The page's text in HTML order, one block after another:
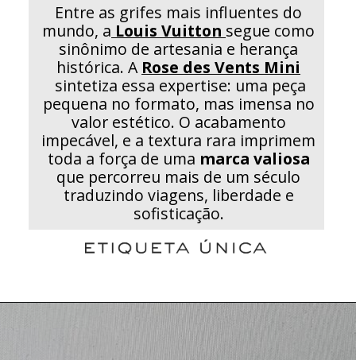
Entre as grifes mais influentes do
mundo, a Louis Vuitton segue como
sinônimo de artesania e herança
histórica. A Rose des Vents Mini
sintetiza essa expertise: uma peça
pequena no formato, mas imensa no
valor estético. O acabamento
impecável, e a textura rara imprimem
toda a força de uma marca valiosa
que percorreu mais de um século
traduzindo viagens, liberdade e
sofisticação.